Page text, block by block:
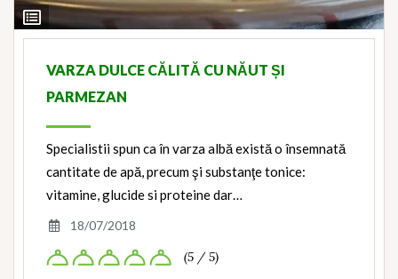
View
Ingredients
VARZA DULCE CĂLITĂ CU NĂUT ȘI
PARMEZAN
Specialistii spun ca în varza albă există o însemnată
cantitate de apă, precum şi substanţe tonice:
vitamine, glucide si proteine dar…
18/07/2018
(5 / 5)